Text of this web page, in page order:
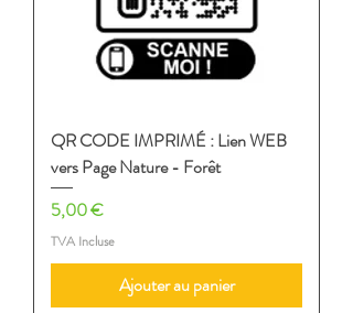
QR CODE IMPRIMÉ : Lien WEB
vers Page Nature - Forêt
Prix
5,00 €
TVA Incluse
Ajouter au panier